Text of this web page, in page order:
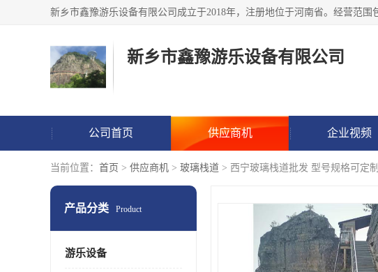
新乡市鑫豫游乐设备有限公司
公司首页 供应商机 企业视频
当前位置： 首页 > 供应商机 > 玻璃栈道 > 西宁玻璃栈道批发 型号规格可定制
产品分类 Product
游乐设备